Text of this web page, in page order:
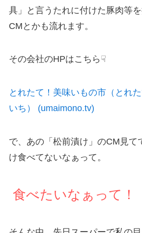
具」と言うたれに付けた豚肉等
CMとかも流れます。
その会社のHPはこちら☟
とれたて！美味いもの市（とれ
いち） (umaimono.tv)
で、あの「松前漬け」のCM見て
け食べてないなぁって。
食べたいなぁって！